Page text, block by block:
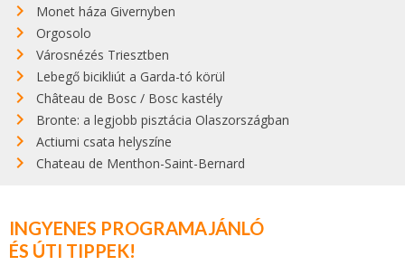
Monet háza Givernyben
Orgosolo
Városnézés Triesztben
Lebegő bicikliút a Garda-tó körül
Château de Bosc / Bosc kastély
Bronte: a legjobb pisztácia Olaszországban
Actiumi csata helyszíne
Chateau de Menthon-Saint-Bernard
INGYENES PROGRAMAJÁNLÓ
ÉS ÚTI TIPPEK!